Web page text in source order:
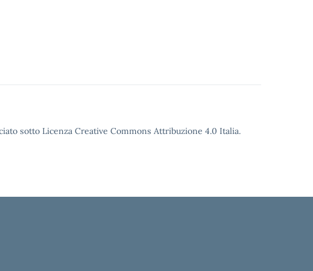
sotto Licenza Creative Commons Attribuzione 4.0 Italia.